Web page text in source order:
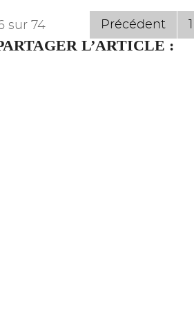
Précédent
sur 74
L’ARTICLE :